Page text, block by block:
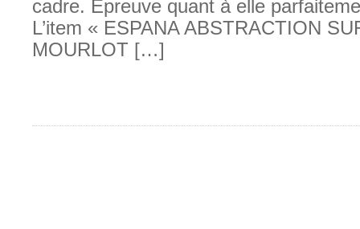
cadre. Epreuve quant à elle
L’item « ESPANA ABSTRACTION
MOURLOT […]